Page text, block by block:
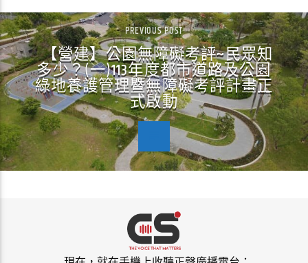
PREVIOUS POST
【營建】公園無障礙考評~民眾知
多少？(一)113年度都市道路及公園
綠地養護管理暨無障礙考評計畫正
式啟動